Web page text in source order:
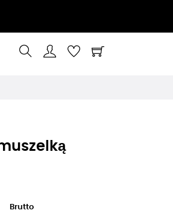
Brutto